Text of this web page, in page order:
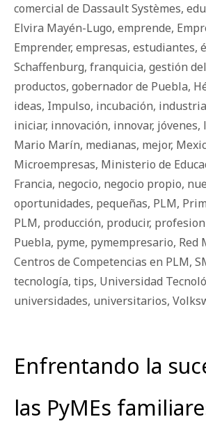
comercial de Dassault Systèmes,
Elvira Mayén-Lugo, emprende,
Emprender, empresas, estudiantes,
Schaffenburg, franquicia, gestión
productos, gobernador de Puebla,
ideas, Impulso, incubación,
iniciar, innovación, innovar, jóvenes,
Mario Marín, medianas, mejor,
Microempresas, Ministerio de
Francia, negocio, negocio propio,
oportunidades, pequeñas, PLM,
PLM, producción, producir,
Puebla, pyme, pymempresario, Red
Centros de Competencias en PLM,
tecnología, tips, Universidad
universidades, universitarios,
Enfrentando la
las PyMEs